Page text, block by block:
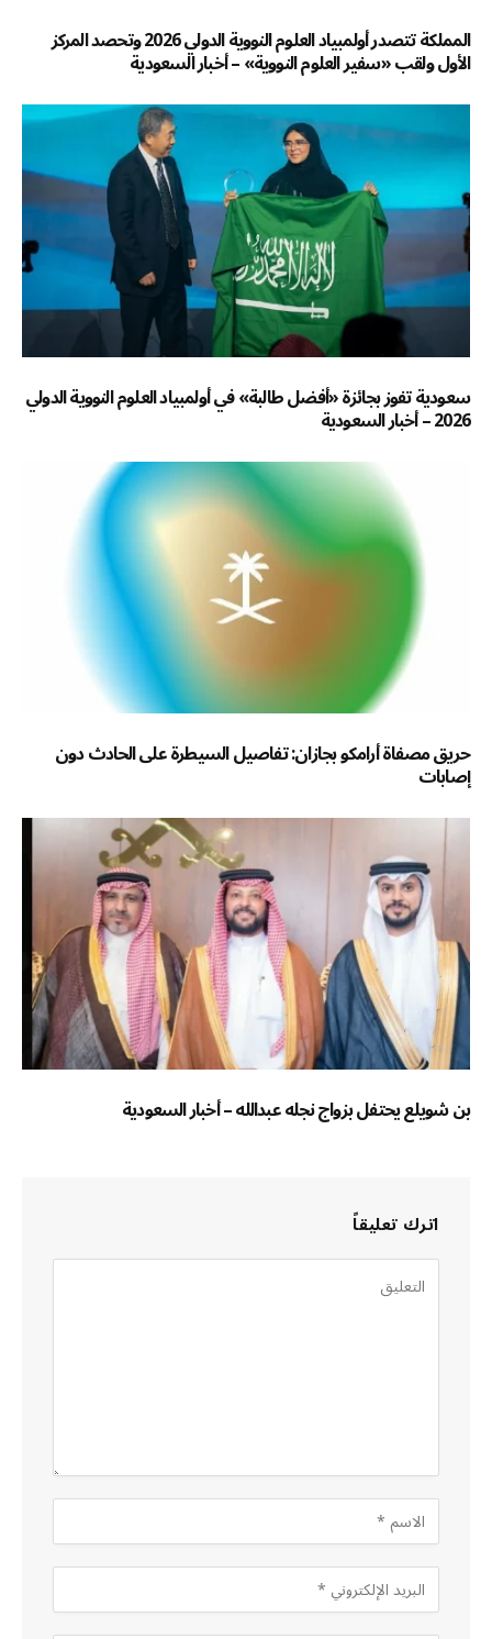
المملكة تتصدر أولمبياد العلوم النووية الدولي 2026 وتحصد المركز
الأول ولقب «سفير العلوم النووية» – أخبار السعودية
سعودية تفوز بجائزة «أفضل طالبة» في أولمبياد العلوم النووية الدولي
2026 – أخبار السعودية
حريق مصفاة أرامكو بجازان: تفاصيل السيطرة على الحادث دون
إصابات
بن شويلع يحتفل بزواج نجله عبدالله – أخبار السعودية
اترك تعليقاً